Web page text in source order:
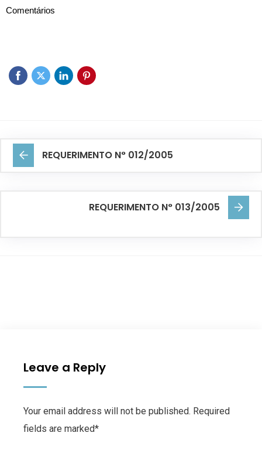
Comentários
REQUERIMENTO N° 012/2005
REQUERIMENTO N° 013/2005
Leave a Reply
Your email address will not be published. Required
fields are marked*